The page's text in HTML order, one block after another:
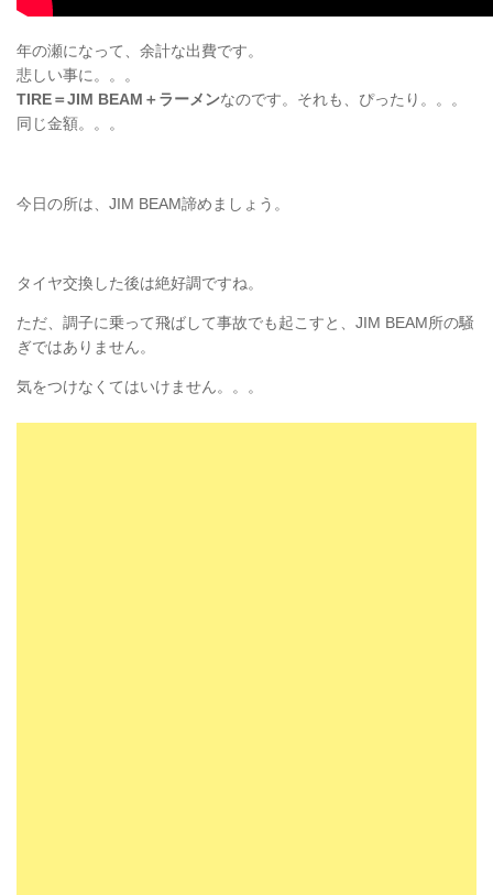
年の瀬になって、余計な出費です。
悲しい事に。。。
TIRE＝JIM BEAM＋ラーメンなのです。それも、ぴったり。。。
同じ金額。。。
今日の所は、JIM BEAM諦めましょう。
タイヤ交換した後は絶好調ですね。
ただ、調子に乗って飛ばして事故でも起こすと、JIM BEAM所の騒
ぎではありません。
気をつけなくてはいけません。。。